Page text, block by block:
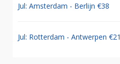
Jul: Amsterdam - Berlijn €38
Jul: Rotterdam - Antwerpen €21